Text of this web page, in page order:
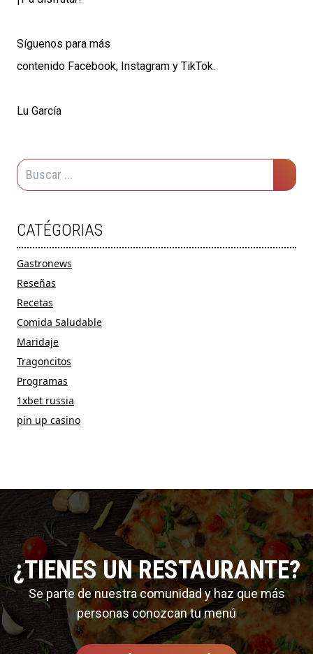
Síguenos para más
contenido Facebook, Instagram y TikTok.
Lu García
CATÉGORIAS
Gastronews
Reseñas
Recetas
Comida Saludable
Maridaje
Tragoncitos
Programas
1xbet russia
pin up casino
¿TIENES UN RESTAURANTE?
Se parte de nuestra comunidad y haz que más
personas conozcan tu menú